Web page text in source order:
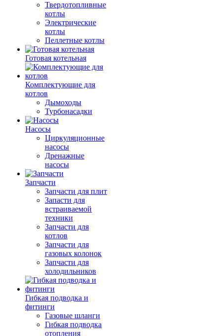
Твердотопливные
котлы
Электрические
котлы
Пеллетные котлы
Готовая котельная
Комплектующие для
котлов
Дымоходы
Турбонасадки
Насосы
Циркуляционные
насосы
Дренажные
насосы
Запчасти
Запчасти для плит
Запасти для
встраиваемой
техники
Запчасти для
котлов
Запчасти для
газовых колонок
Запчасти для
холодильников
Гибкая подводка и
фитинги
Газовые шланги
Гибкая подводка
отопления